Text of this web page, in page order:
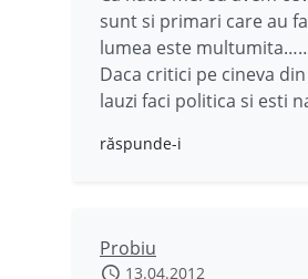
sunt si primari care au
lumea este
Daca critici pe cineva
lauzi faci politica si esti
răspunde-i
Probiu
13.04.2012